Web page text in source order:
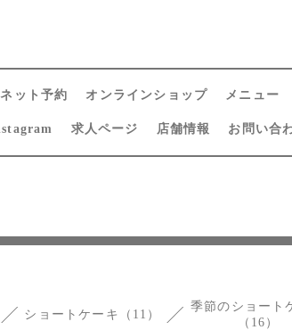
ット予約 オンラインショップ メニュー
求人ページ 店舗情報 お問い合
ショートケーキ（11）
季節のショート
（16）